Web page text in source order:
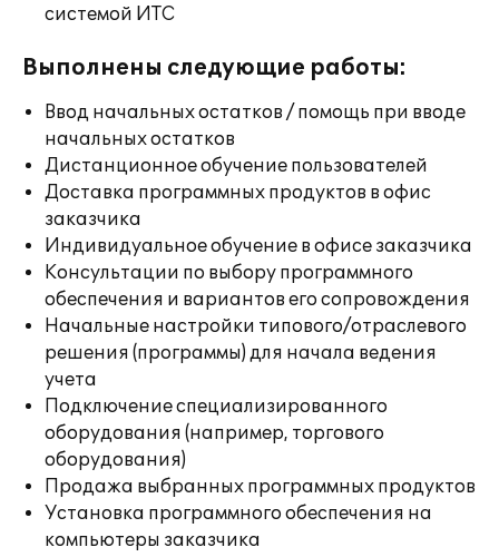
системой ИТС
Выполнены следующие работы:
Ввод начальных остатков / помощь при вводе
начальных остатков
Дистанционное обучение пользователей
Доставка программных продуктов в офис
заказчика
Индивидуальное обучение в офисе заказчика
Консультации по выбору программного
обеспечения и вариантов его сопровождения
Начальные настройки типового/отраслевого
решения (программы) для начала ведения
учета
Подключение специализированного
оборудования (например, торгового
оборудования)
Продажа выбранных программных продуктов
Установка программного обеспечения на
компьютеры заказчика